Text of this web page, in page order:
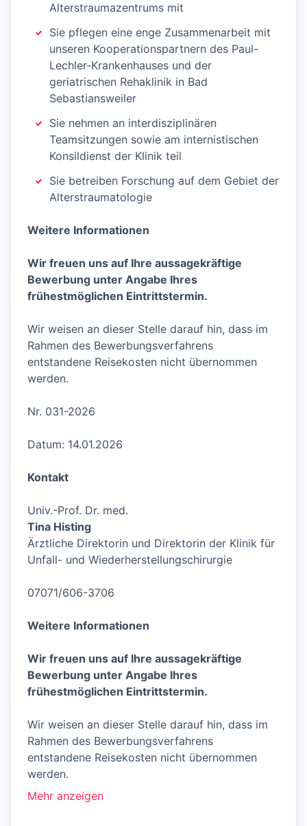
Alterstraumazentrums mit
Sie pflegen eine enge Zusammenarbeit mit
unseren Kooperationspartnern des Paul-
Lechler-Krankenhauses und der
geriatrischen Rehaklinik in Bad
Sebastiansweiler
Sie nehmen an interdisziplinären
Teamsitzungen sowie am internistischen
Konsildienst der Klinik teil
Sie betreiben Forschung auf dem Gebiet der
Alterstraumatologie
Weitere Informationen
Wir freuen uns auf Ihre aussagekräftige
Bewerbung unter Angabe Ihres
frühestmöglichen Eintrittstermin.
Wir weisen an dieser Stelle darauf hin, dass im
Rahmen des Bewerbungsverfahrens
entstandene Reisekosten nicht übernommen
werden.
Nr. 031-2026
Datum: 14.01.2026
Kontakt
Univ.-Prof. Dr. med.
Tina Histing
Ärztliche Direktorin und Direktorin der Klinik für
Unfall- und Wiederherstellungschirurgie
07071/606-3706
Weitere Informationen
Wir freuen uns auf Ihre aussagekräftige
Bewerbung unter Angabe Ihres
frühestmöglichen Eintrittstermin.
Wir weisen an dieser Stelle darauf hin, dass im
Rahmen des Bewerbungsverfahrens
entstandene Reisekosten nicht übernommen
werden.
Mehr anzeigen